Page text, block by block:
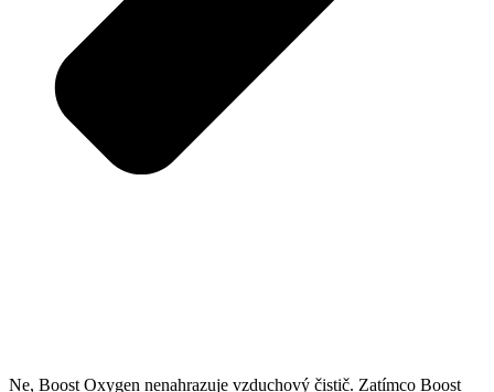
Ne, Boost Oxygen nenahrazuje vzduchový čistič. Zatímco Boost